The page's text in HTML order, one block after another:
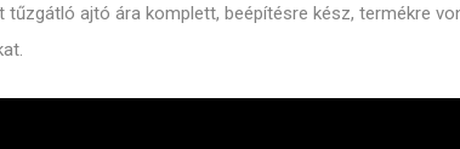
tűzgátló ajtó ára komplett, beépítésre kész, termékre